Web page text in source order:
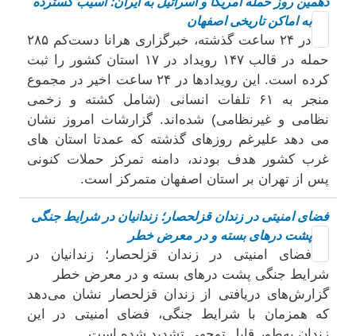
به اماکن تاریخی اصفهان
در ۲۴ ساعت گذشته، خبرگزاری هرانا دست‌کم ۲۸۵
حمله در قالب ۱۴۷ رویداد در ۱۷ استان کشور را ثبت
کرده است. این رویدادها در ۲۴ ساعت اخیر در مجموع
منجر به ۶۱ تلفات انسانی (شامل کشته و زخمی
نظامی و غیرنظامی) شده‌اند. گزارشات امروز نشان
می دهد علیرغم روزهای گذشته که عمدتا استان های
غرب کشور هدف بودند، دامنه تمرکز حملات کنونی
پس از تهران بر استان اصفهان متمرکز است.
فضای امنیتی در زندان قزلحصار؛ زندانیان در شرایط جنگی
پشت درهای بسته و در معرض خطر
فضای امنیتی در زندان قزلحصار؛ زندانیان در
شرایط جنگی پشت درهای بسته و در معرض خطر
گزارش‌های دریافتی از زندان قزلحصار نشان می‌دهد
که همزمان با شرایط جنگی، فضای امنیتی در این